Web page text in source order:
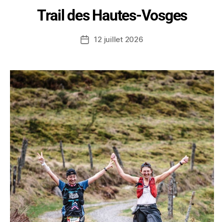
Trail des Hautes-Vosges
12 juillet 2026